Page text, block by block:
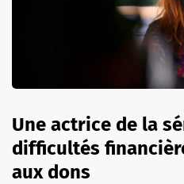
Une actrice de la
difficultés
aux dons